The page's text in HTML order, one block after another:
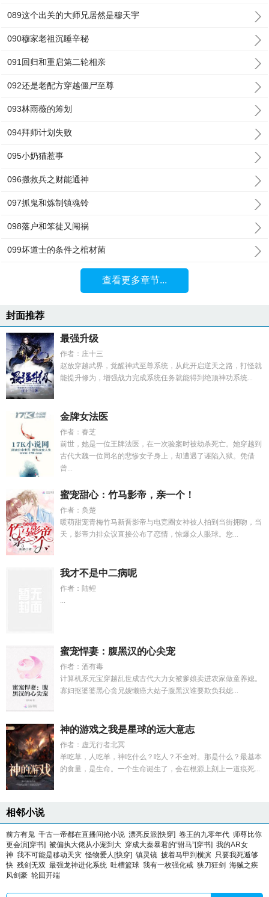
089这个出关的大师兄居然是穆天宇
090穆家老祖沉睡辛秘
091回归和重启第二轮相亲
092还是老配方穿越僵尸至尊
093林雨薇的筹划
094拜师计划失败
095小奶猫惹事
096搬救兵之财能通神
097抓鬼和炼制镇魂铃
098落户和笨徒又闯祸
099坏道士的条件之棺材菌
查看更多章节...
封面推荐
最强升级
作者：庄十三
赵放穿越武界，觉醒神武至尊系统，从此开启逆天之路，打怪就
能提升修为，增强战力完成系统任务就能得到绝顶神功系统...
金牌女法医
作者：春芝
前世，她是一位王牌法医，在一次验案时被劫杀死亡。她穿越到
古代大魏一位同名的悲惨女子身上，却遭遇了诬陷入狱。凭借
曾...
蜜宠甜心：竹马影帝，亲一个！
作者：奂楚
暖萌甜宠青梅竹马新晋影帝与电竞圈女神被人拍到当街拥吻，当
天，影帝力排众议直接公布了恋情，惊爆众人眼球。您...
我才不是中二病呢
作者：陆鲤
...
蜜宠悍妻：腹黑汉的心尖宠
作者：酒有毒
计算机系元宝穿越乱世成古代大力女被爹娘卖进农家做童养媳。
寡妇抠婆婆黑心贪兄嫂懒癌大姑子腹黑汉谁要欺负我媳...
神的游戏之我是星球的远大意志
作者：虚无行者北冥
羊吃草，人吃羊，神吃什么？吃人？不全对。那是什么？最基本
的食量，是生命。一个生命诞生了，会在根源上刻上一道痕死...
相邻小说
前方有鬼 千古一帝都在直播间抢小说 漂亮反派[快穿] 卷王的九零年代 师尊比你
更会演[穿书] 被偏执大佬从小宠到大 穿成大秦暴君的“驸马”[穿书] 我的AR女
神 我不可能是移动天灾 怪物爱人[快穿] 镇灵镜 披着马甲到横滨 只要我死遁够
快 残剑无双 最强龙神进化系统 吐槽篮球 我有一枚强化戒 狭刀狂剑 海贼之疾
风剑豪 轮回开端